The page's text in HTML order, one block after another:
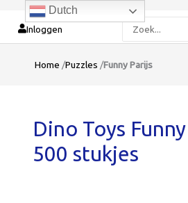
Inloggen
Zoeken
naar:
Home /Puzzles /Funny Parijs
Dino Toys
500 stukjes
Dutch